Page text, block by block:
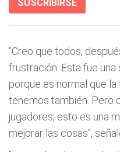
SUSCRIBIRSE
"Creo que todos,
frustración. Esta fue
porque es normal que
tenemos también. Pero
jugadores, esto es una
mejorar las cosas",